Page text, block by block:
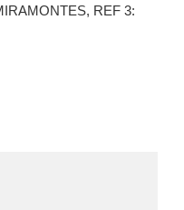
REF 3: